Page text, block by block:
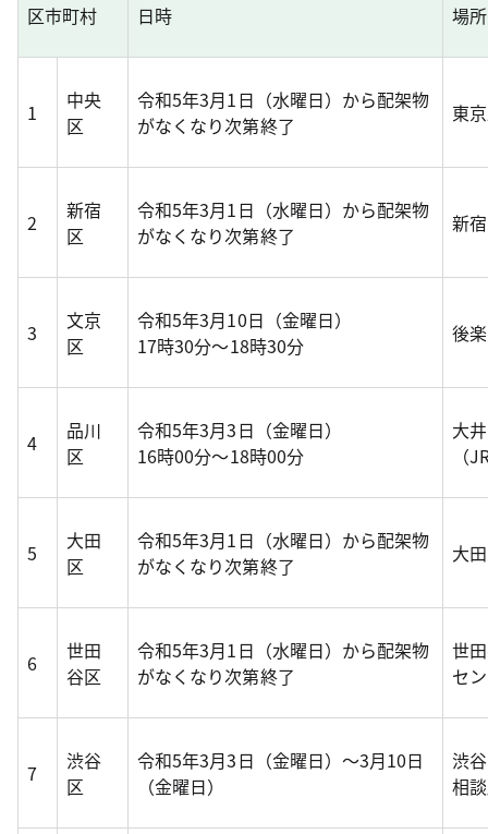
区市町村 日時 場所
1
中央
区
令和5年3月1日（水曜日）から配架物
がなくなり次第終了
東
2
新宿
区
令和5年3月1日（水曜日）から配架物
がなくなり次第終了
新
3
文京
区
令和5年3月10日（金曜日）
17時30分～18時30分
後
4
品川
区
令和5年3月3日（金曜日）
16時00分～18時00分
大
（
5
大田
区
令和5年3月1日（水曜日）から配架物
がなくなり次第終了
大
6
世田
谷区
令和5年3月1日（水曜日）から配架物
がなくなり次第終了
世
セ
7
渋谷
区
令和5年3月3日（金曜日）～3月10日
（金曜日）
渋
相